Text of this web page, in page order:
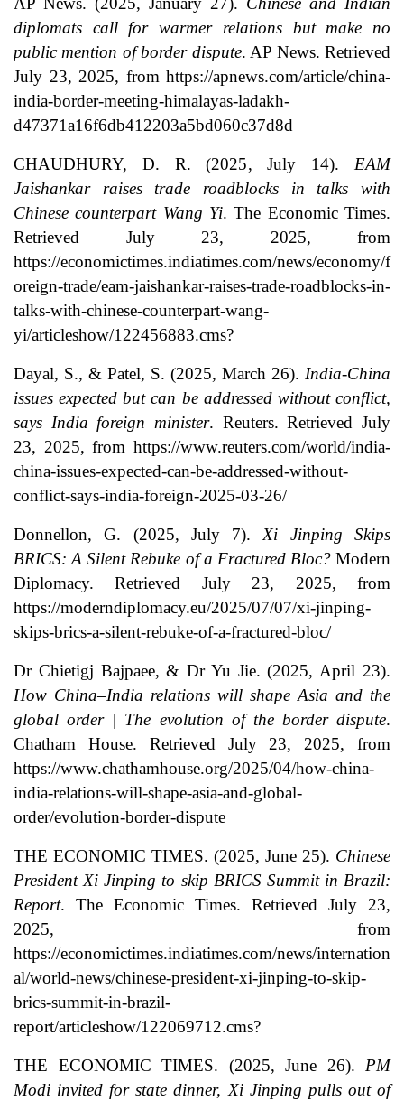
diplomats call for warmer relations but make no
public mention of border dispute. AP News. Retrieved
July 23, 2025, from https://apnews.com/article/china-
india-border-meeting-himalayas-ladakh-
d47371a16f6db412203a5bd060c37d8d
CHAUDHURY, D. R. (2025, July 14). EAM
Jaishankar raises trade roadblocks in talks with
Chinese counterpart Wang Yi. The Economic Times.
Retrieved July 23, 2025, from
https://economictimes.indiatimes.com/news/economy/f
oreign-trade/eam-jaishankar-raises-trade-roadblocks-in-
talks-with-chinese-counterpart-wang-
yi/articleshow/122456883.cms?
Dayal, S., & Patel, S. (2025, March 26). India-China
issues expected but can be addressed without conflict,
says India foreign minister. Reuters. Retrieved July
23, 2025, from https://www.reuters.com/world/india-
china-issues-expected-can-be-addressed-without-
conflict-says-india-foreign-2025-03-26/
Donnellon, G. (2025, July 7). Xi Jinping Skips
BRICS: A Silent Rebuke of a Fractured Bloc?Modern
Diplomacy. Retrieved July 23, 2025, from
https://moderndiplomacy.eu/2025/07/07/xi-jinping-
skips-brics-a-silent-rebuke-of-a-fractured-bloc/
Dr Chietigj Bajpaee, & Dr Yu Jie. (2025, April 23).
How China–India relations will shape Asia and the
global order | The evolution of the border dispute.
Chatham House. Retrieved July 23, 2025, from
https://www.chathamhouse.org/2025/04/how-china-
india-relations-will-shape-asia-and-global-
order/evolution-border-dispute
THE ECONOMIC TIMES. (2025, June 25). Chinese
President Xi Jinping to skip BRICS Summit in Brazil:
Report. The Economic Times. Retrieved July 23,
2025, from
https://economictimes.indiatimes.com/news/internation
al/world-news/chinese-president-xi-jinping-to-skip-
brics-summit-in-brazil-
report/articleshow/122069712.cms?
THE ECONOMIC TIMES. (2025, June 26). PM
Modi invited for state dinner, Xi Jinping pulls out of